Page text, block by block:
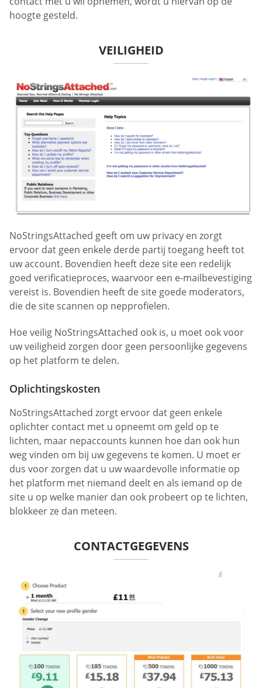
hoogte gesteld.
VEILIGHEID
NoStringsAttached geeft om uw privacy en zorgt
ervoor dat geen enkele derde partij toegang heeft tot
uw account. Bovendien heeft deze site een redelijk
goed verificatieproces, waarvoor een e-mailbevestiging
vereist is. Bovendien heeft de site goede moderators,
die de site scannen op nepprofielen.
Hoe veilig NoStringsAttached ook is, u moet ook voor
uw veiligheid zorgen door geen persoonlijke gegevens
op het platform te delen.
Oplichtingskosten
NoStringsAttached zorgt ervoor dat geen enkele
oplichter contact met u opneemt om geld op te
lichten, maar nepaccounts kunnen hoe dan ook hun
weg vinden om bij uw gegevens te komen. U moet er
dus voor zorgen dat u uw waardevolle informatie op
het platform met niemand deelt en als iemand op de
site u op welke manier dan ook probeert op te lichten,
blokkeer ze dan meteen.
CONTACTGEGEVENS